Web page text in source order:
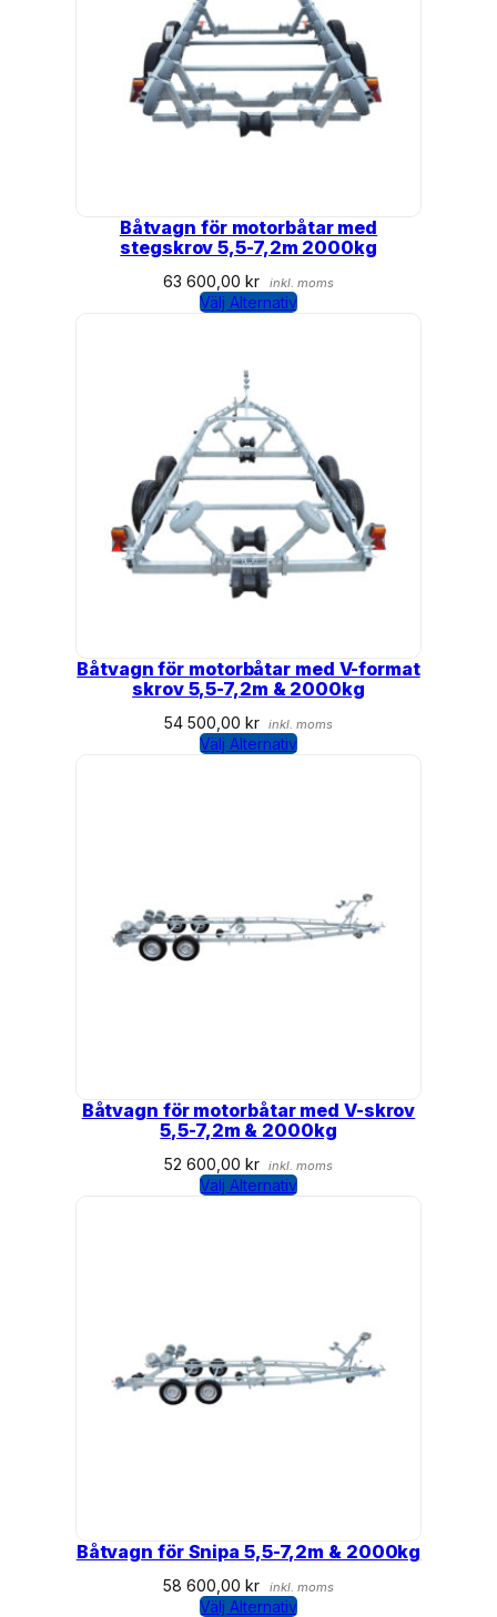
Båtvagn för motorbåtar med
stegskrov 5,5-7,2m 2000kg
63 600,00kr inkl. moms
Välj Alternativ
Båtvagn för motorbåtar med V-format
skrov 5,5-7,2m & 2000kg
54 500,00 kr inkl. moms
Välj Alternativ
Båtvagn för motorbåtar med V-skrov
5,5-7,2m & 2000kg
52 600,00 kr inkl. moms
Välj Alternativ
Båtvagn för Snipa 5,5-7,2m & 2000kg
58 600,00kr inkl. moms
Välj Alternativ